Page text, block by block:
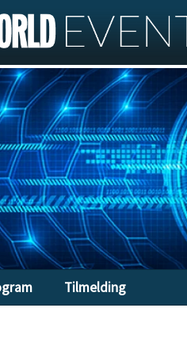
Tilmelding